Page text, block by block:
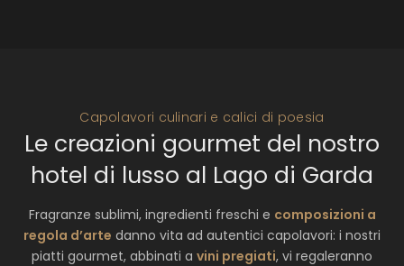
Le creazioni gourmet del nostro
hotel di lusso al Lago di Garda
Capolavori culinari e calici di poesia
Fragranze sublimi, ingredienti freschi e composizioni a
regola d’arte danno vita ad autentici capolavori: i nostri
piatti gourmet, abbinati a vini pregiati, vi regaleranno